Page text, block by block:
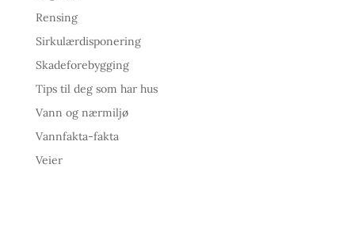
Rensing
Sirkulærdisponering
Skadeforebygging
Tips til deg som har hus
Vann og nærmiljø
Vannfakta-fakta
Veier